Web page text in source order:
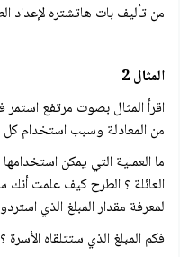
من تأليف بات هاتشتره لإعداد
المثال 2
اقرأ المثال بصوت مرتفع
من المعادلة وسبب استخدام كل
ما العملية التي يمكن
العائلة ؟ الطرح كيف علمت أنك
لمعرفة مقدار المبلغ الذي
فكم المبلغ الذي ستتلقاه الأسرة ؟